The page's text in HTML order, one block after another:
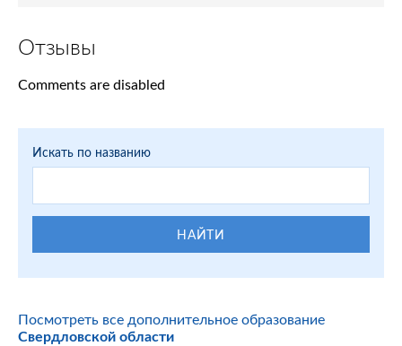
Отзывы
Comments are disabled
Искать по названию
НАЙТИ
Посмотреть все дополнительное образование
Свердловской области